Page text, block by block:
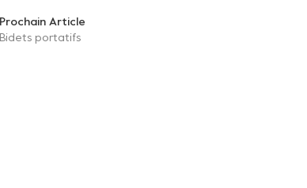
Prochain Article
Bidets portatifs